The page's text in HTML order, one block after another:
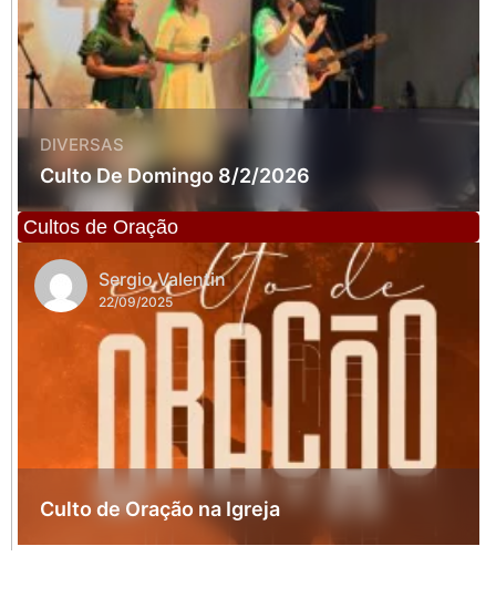
DIVERSAS
Culto De Domingo 8/2/2026
Cultos de Oração
Sergio Valentin
22/09/2025
Culto de Oração na Igreja